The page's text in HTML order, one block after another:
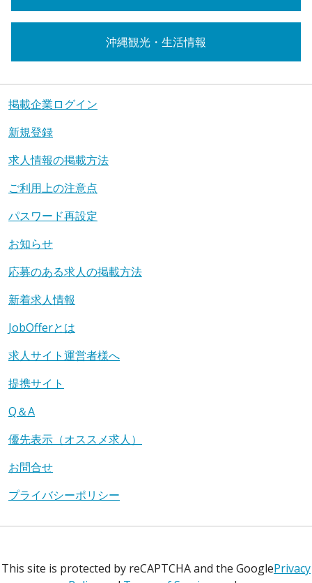
沖縄観光・生活情報
掲載企業ログイン
新規登録
求人情報の掲載方法
ご利用上の注意点
パスワード再設定
お知らせ
応募のある求人の掲載方法
新着求人情報
JobOfferとは
求人サイト運営者様へ
提携サイト
Q＆A
優先表示（オススメ求人）
お問合せ
プライバシーポリシー
This site is protected by reCAPTCHA and the GooglePrivacy